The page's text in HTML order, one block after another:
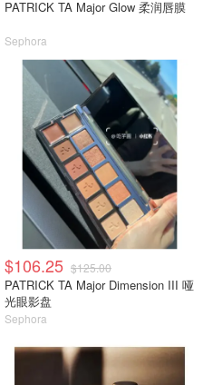
PATRICK TA Major Glow 柔润唇膜
Sephora
$106.25 $125.00
PATRICK TA Major Dimension III 哑
光眼影盘
Sephora